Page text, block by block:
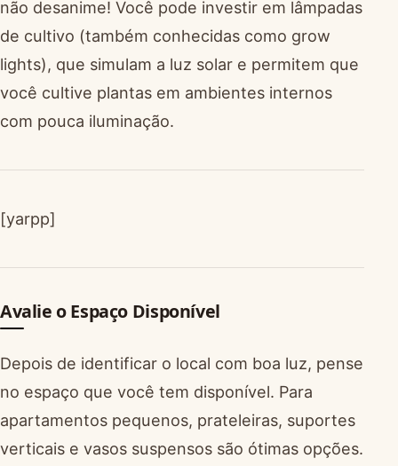
não desanime! Você pode investir em lâmpadas
de cultivo (também conhecidas como grow
lights), que simulam a luz solar e permitem que
você cultive plantas em ambientes internos
com pouca iluminação.
[yarpp]
Avalie o Espaço Disponível
Depois de identificar o local com boa luz, pense
no espaço que você tem disponível. Para
apartamentos pequenos, prateleiras, suportes
verticais e vasos suspensos são ótimas opções.